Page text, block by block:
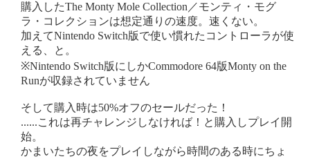
購入したThe Monty Mole Collection／モンティ・モグ
ラ・コレクションは想定通りの速度。速くない。
加えてNintendo Switch版で使い慣れたコントローラが使
える、と。
※Nintendo Switch版にしかCommodore 64版Monty on the
Runが収録されていません
そして購入時は50%オフのセールだった！
......これは再チャレンジしなければ！と購入しプレイ開
始。
かまいたちの夜をプレイしながら時間のある時にちょ